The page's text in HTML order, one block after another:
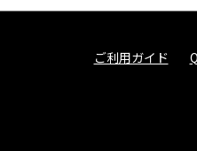
ご利用ガイド